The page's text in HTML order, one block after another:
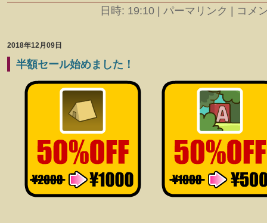
日時: 19:10 | パーマリンク | コメ
2018年12月09日
半額セール始めました！